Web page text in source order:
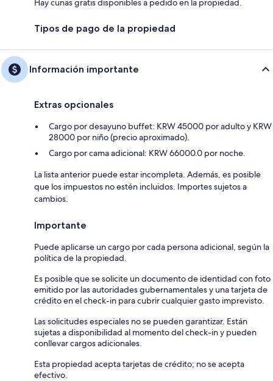
Hay cunas gratis disponibles a pedido en la propiedad.
Tipos de pago de la propiedad
Información importante
Extras opcionales
Cargo por desayuno buffet: KRW 45000 por adulto y KRW
28000 por niño (precio aproximado).
Cargo por cama adicional: KRW 66000.0 por noche.
La lista anterior puede estar incompleta. Además, es posible
que los impuestos no estén incluidos. Importes sujetos a
cambios.
Importante
Puede aplicarse un cargo por cada persona adicional, según la
política de la propiedad.
Es posible que se solicite un documento de identidad con foto
emitido por las autoridades gubernamentales y una tarjeta de
crédito en el check-in para cubrir cualquier gasto imprevisto.
Las solicitudes especiales no se pueden garantizar. Están
sujetas a disponibilidad al momento del check-in y pueden
conllevar cargos adicionales.
Esta propiedad acepta tarjetas de crédito; no se acepta
efectivo.